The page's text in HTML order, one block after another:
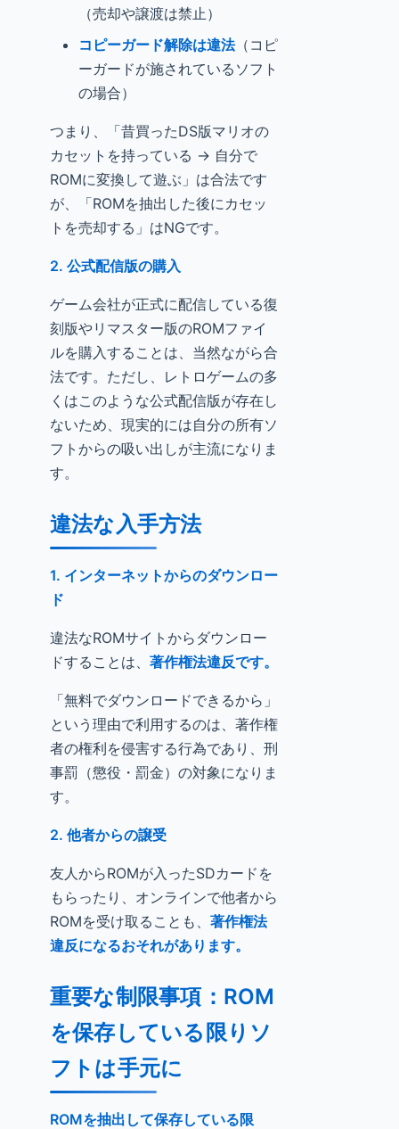
（売却や譲渡は禁止）
コピーガード解除は違法（コピ
ーガードが施されているソフト
の場合）
つまり、「昔買ったDS版マリオの
カセットを持っている → 自分で
ROMに変換して遊ぶ」は合法です
が、「ROMを抽出した後にカセッ
トを売却する」はNGです。
2. 公式配信版の購入
ゲーム会社が正式に配信している復
刻版やリマスター版のROMファイ
ルを購入することは、当然ながら合
法です。ただし、レトロゲームの多
くはこのような公式配信版が存在し
ないため、現実的には自分の所有ソ
フトからの吸い出しが主流になりま
す。
違法な入手方法
1. インターネットからのダウンロー
ド
違法なROMサイトからダウンロー
ドすることは、 著作権法違反です。
「無料でダウンロードできるから」
という理由で利用するのは、著作権
者の権利を侵害する行為であり、刑
事罰（懲役・罰金）の対象になりま
す。
2. 他者からの譲受
友人からROMが入ったSDカードを
もらったり、オンラインで他者から
ROMを受け取ることも、 著作権法
違反になるおそれがあります。
重要な制限事項：ROM
を保存している限りソ
フトは手元に
ROMを抽出して保存している限